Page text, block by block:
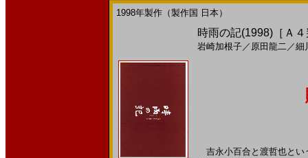
1998年製作（製作国 日本）
時雨の記(1998)［Ａ
岩崎加根子／ 原田龍二／細
吉永小百合と渡哲也とい